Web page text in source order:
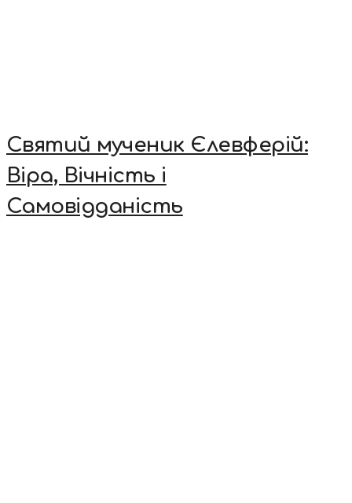
Святий мученик Єлевферій:
Віра, Вічність і
Самовідданість